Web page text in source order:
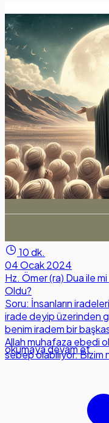
10 dk.
04 Ocak 2024
Hz. Ömer (ra) Dua ile
Oldu?
Soru: İnsanların
irade deyip üzerinden
benim iradem bir
Allah muhafaza ebedi
sebep olabiliyor. Bizim
okumaya devam et